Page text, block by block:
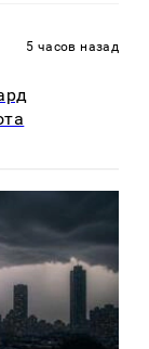
5 часов назад